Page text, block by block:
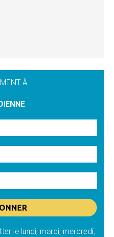
À
le lundi, mardi, mercredi,